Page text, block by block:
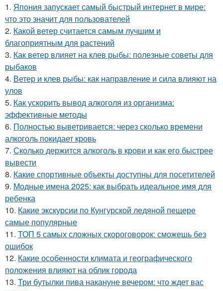
1. Япония запускает самый быстрый интернет в мире:
что это значит для пользователей
2. Какой ветер считается самым лучшим и
благоприятным для растений
3. Как ветер влияет на клев рыбы: полезные советы для
рыбаков
4. Ветер и клев рыбы: как направление и сила влияют на
улов
5. Как ускорить вывод алкоголя из организма:
эффективные методы
6. Полностью выветривается: через сколько времени
алкоголь покидает кровь
7. Сколько держится алкоголь в крови и как его быстрее
вывести
8. Какие спортивные объекты доступны для посетителей
9. Модные имена 2025: как выбрать идеальное имя для
ребенка
10. Какие экскурсии по Кунгурской ледяной пещере
самые популярные
11. ТОП 5 самых сложных скороговорок: сможешь без
ошибок
12. Какие особенности климата и географического
положения влияют на облик города
13. Три бутылки пива накануне вечером: что ждет вас